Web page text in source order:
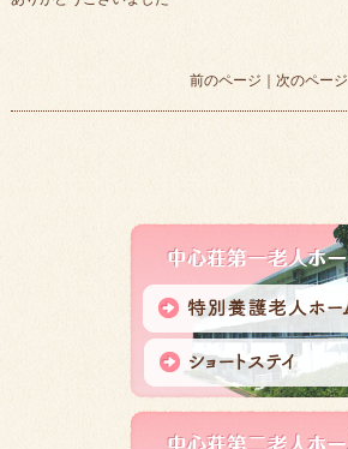
前のページ ｜ 次のページ